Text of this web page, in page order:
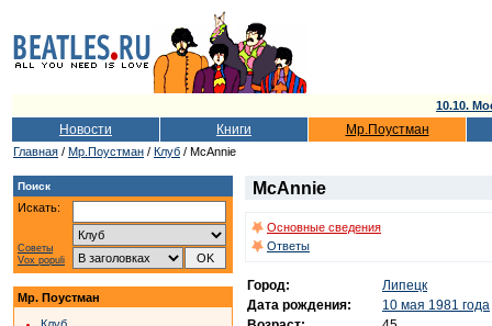
10.10.
Новости Книги Мр.Поустман
Главная / Мр.Поустман / Клуб / McAnnie
Поиск
Искать:
Советы
Vox populi
Мр. Поустман
McAnnie
Основные сведения
Ответы
Город:
Липецк
Дата рождения:
10 мая 1981 года